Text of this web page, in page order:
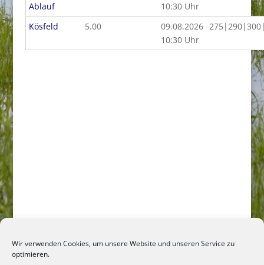
Wir verwenden Cookies, um unsere Website und unseren Service zu
optimieren.
Ablauf
10:30 Uhr
Kösfeld
5.00
09.08.2026
10:30 Uhr